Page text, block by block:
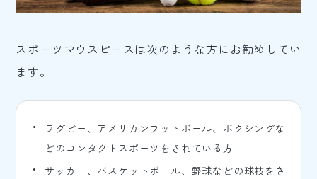
スポーツマウスピースは次のような方にお勧めしてい
ます。
ラグビー、アメリカンフットボール、ボクシングな
どのコンタクトスポーツをされている方
サッカー、バスケットボール、野球などの球技をさ